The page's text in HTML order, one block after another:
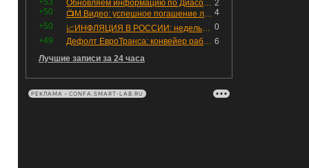
+53
2
Обновляем информацию по Диасофту: дивиденды и выкуп
+50
4
📺М.Видео: успешное погашение любимого флоатера
+50
0
📈ИНФЛЯЦИЯ В РОССИИ: недельная дефляция, но в годовом выражении рост 😢
+49
6
Дефолт ЕвроТранса: конвейер работает исправно
Лучшие записи за 24 часа
РЕКЛАМА • CONFA.SMART-LAB.RU